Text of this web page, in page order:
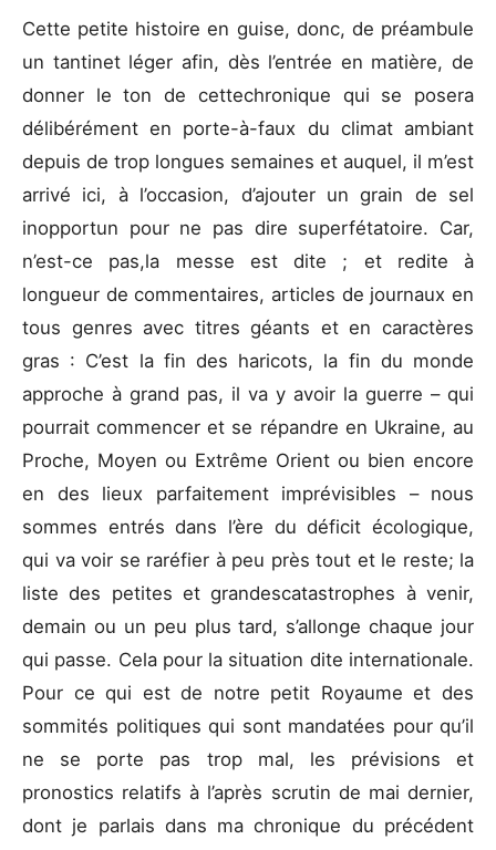
Cette petite histoire en guise, donc, de préambule
un tantinet léger afin, dès l’entrée en matière, de
donner le ton de cettechronique qui se posera
délibérément en porte-à-faux du climat ambiant
depuis de trop longues semaines et auquel, il m’est
arrivé ici, à l’occasion, d’ajouter un grain de sel
inopportun pour ne pas dire superfétatoire. Car,
n’est-ce pas,la messe est dite ; et redite à
longueur de commentaires, articles de journaux en
tous genres avec titres géants et en caractères
gras : C’est la fin des haricots, la fin du monde
approche à grand pas, il va y avoir la guerre – qui
pourrait commencer et se répandre en Ukraine, au
Proche, Moyen ou Extrême Orient ou bien encore
en des lieux parfaitement imprévisibles – nous
sommes entrés dans l’ère du déficit écologique,
qui va voir se raréfier à peu près tout et le reste; la
liste des petites et grandescatastrophes à venir,
demain ou un peu plus tard, s’allonge chaque jour
qui passe. Cela pour la situation dite internationale.
Pour ce qui est de notre petit Royaume et des
sommités politiques qui sont mandatées pour qu’il
ne se porte pas trop mal, les prévisions et
pronostics relatifs à l’après scrutin de mai dernier,
dont je parlais dans ma chronique du précédent